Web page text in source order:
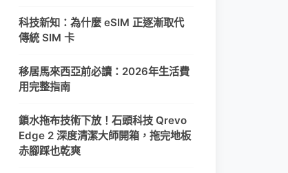
科技新知：為什麼 eSIM 正逐漸取代
傳統 SIM 卡
移居馬來西亞前必讀：2026年生活費
用完整指南
鎖水拖布技術下放！石頭科技 Qrevo
Edge 2 深度清潔大師開箱，拖完地板
赤腳踩也乾爽